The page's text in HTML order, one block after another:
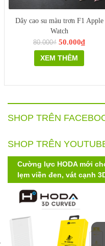
Dây cao su màu trơn F1 Apple
Watch
80.000₫ 50.000₫
XEM THÊM
SHOP TRÊN
SHOP TRÊN
Cường lực HODA mới
lẹm viền đen, vát cạnh